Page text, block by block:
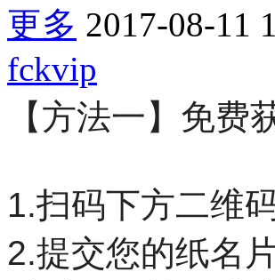
更多 2017-08-11
fckvip
【方法一】免费
1.扫码下方二维
2.提交您的纸名